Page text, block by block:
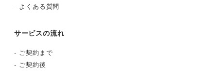
- よくある質問
サービスの流れ
- ご契約まで
- ご契約後